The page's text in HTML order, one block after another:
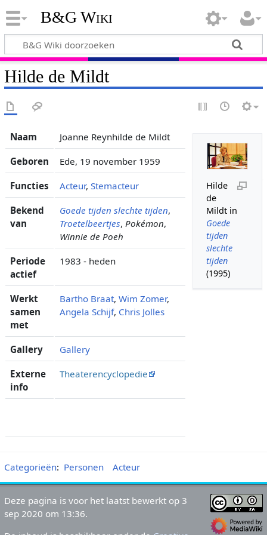
B&G Wiki
Hilde de Mildt
Hilde
de
Mildt in
Goede
tijden
slechte
tijden
(1995)
Naam Joanne Reynhilde de Mildt
Geboren Ede, 19 november 1959
Functies Acteur, Stemacteur
Bekend
van
Goede tijden slechte tijden,
Troetelbeertjes, Pokémon,
Winnie de Poeh
Periode
actief
1983 - heden
Werkt
samen
met
Bartho Braat, Wim Zomer,
Angela Schijf, Chris Jolles
Gallery Gallery
Externe
info
Theaterencyclopedie
Categorieën: Personen Acteur
Deze pagina is voor het laatst bewerkt op 3
sep 2020 om 13:36.